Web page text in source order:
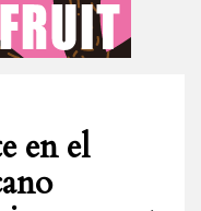
en el